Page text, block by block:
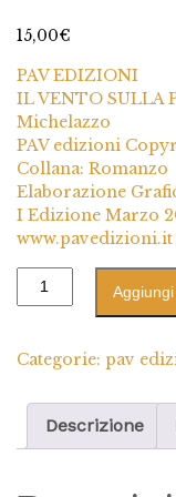
base di
15,00€
PAV EDIZIONI
IL VENTO SULLA
Michelazzo
PAV edizioni
Collana: Romanzo
Elaborazione
I Edizione Marzo
www.pavedizioni.it
Categorie: pav
Descrizione